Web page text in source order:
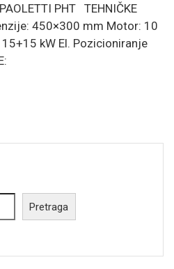
PHT TEHNIČKE
450×300 mm Motor: 10
kW El. Pozicioniranje
Pretraga